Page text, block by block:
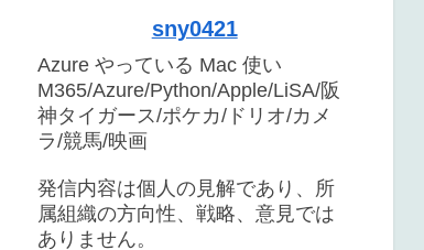
sny0421
Azure やっている Mac 使い
M365/Azure/Python/Apple/LiSA/阪
神タイガース/ポケカ/ドリオ/カメ
ラ/競馬/映画
発信内容は個人の見解であり、所
属組織の方向性、戦略、意見では
ありません。